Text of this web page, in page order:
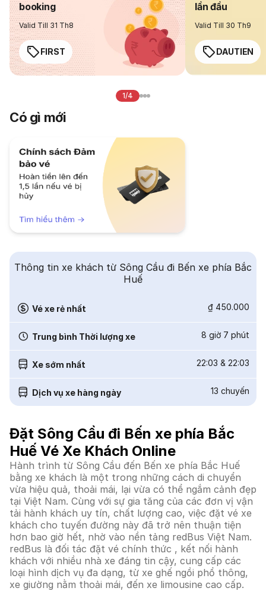
booking
Valid Till 31 Th8
FIRST
lần đầu
Valid Till 30 Th9
DAUTIEN
1/4
Có gì mới
Thông tin xe khách từ Sông Cầu đi Bến xe phía Bắc
Huế
Vé xe rẻ nhất ₫ 450.000
Trung bình Thời lượng xe 8 giờ 7 phút
Xe sớm nhất 22:03 & 22:03
Dịch vụ xe hàng ngày 13 chuyến
Đặt Sông Cầu đi Bến xe phía Bắc
Huế Vé Xe Khách Online
Hành trình từ Sông Cầu đến Bến xe phía Bắc Huế
bằng xe khách là một trong những cách di chuyển
vừa hiệu quả, thoải mái, lại vừa có thể ngắm cảnh đẹp
tại Việt Nam. Cùng với sự gia tăng của các đơn vị vận
tải hành khách uy tín, chất lượng cao, việc đặt vé xe
khách cho tuyến đường này đã trở nên thuận tiện
hơn bao giờ hết, nhờ vào nền tảng redBus Việt Nam.
redBus là đối tác đặt vé chính thức , kết nối hành
khách với nhiều nhà xe đáng tin cậy, cung cấp các
loại hình dịch vụ đa dạng, từ xe ghế ngồi phổ thông,
xe giường nằm thoải mái, đến xe limousine cao cấp.